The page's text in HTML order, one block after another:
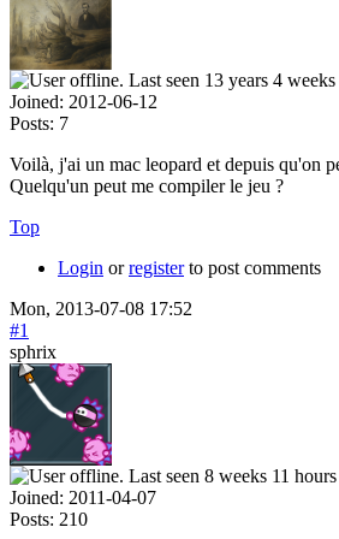
Joined: 2012-06-12
Posts: 7
Voilà, j'ai un mac leopard et depuis qu'on
Quelqu'un peut me compiler le jeu ?
Top
Login orregisterto post comments
Mon, 2013-07-08 17:52
#1
sphrix
Joined: 2011-04-07
Posts: 210